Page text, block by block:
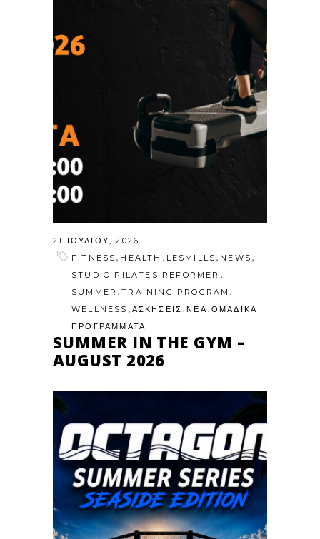
21 ΙΟΥΛΊΟΥ, 2026
FITNESS , HEALTH , LESMILLS , NEWS ,
STUDIO PILATES REFORMER ,
SUMMER ,TRAINING PROGRAM ,
WELLNESS , ΑΣΚΗΣΕΙΣ ,ΝΕΑ , ΟΜΑΔΙΚΑ
ΠΡΟΓΡΑΜΜΑΤΑ
SUMMER IN THE GYM –
AUGUST 2026